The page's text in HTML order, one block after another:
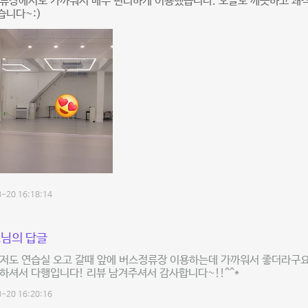
니다~:)
20 16:18:14
의 답글
도 연습실 오고 갈때 앞에 버스정류장 이용하는데 가까워서 좋더라구
셔서 다행입니다! 리뷰 남겨주셔서 감사합니다~!!^^*
20 16:20:16